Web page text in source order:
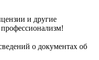
и другие
о документах об